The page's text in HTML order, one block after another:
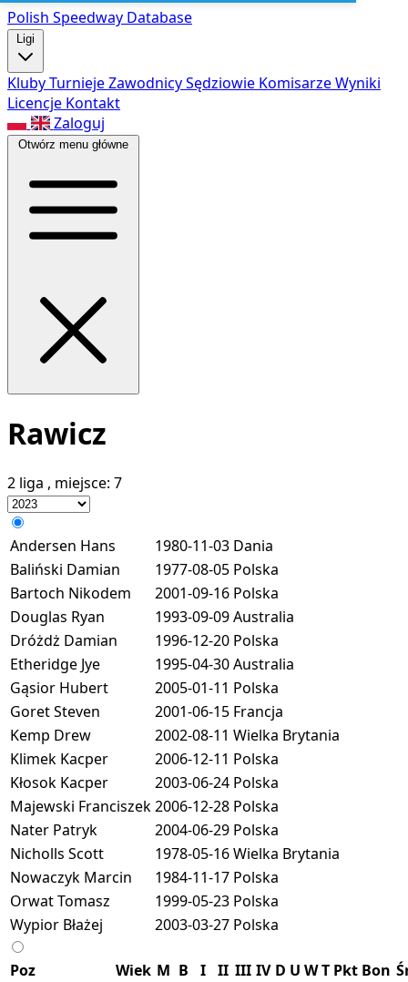
Polish Speedway Database
Ligi
KlubyTurniejeZawodnicySędziowie KomisarzeWyniki
Licencje Kontakt
Zaloguj
Otwórz menu główne
Rawicz
2 liga , miejsce: 7
Andersen Hans 1980-11-03 Dania
Baliński Damian
1977-08-05 Polska
Bartoch Nikodem
2001-09-16 Polska
Douglas Ryan
1993-09-09Australia
Dróżdż Damian
1996-12-20 Polska
Etheridge Jye
1995-04-30Australia
Gąsior Hubert
2005-01-11 Polska
Goret Steven
2001-06-15 Francja
Kemp Drew
2002-08-11 Wielka Brytania
Klimek Kacper
2006-12-11 Polska
Kłosok Kacper
2003-06-24 Polska
Majewski Franciszek2006-12-28 Polska
Nater Patryk
2004-06-29 Polska
Nicholls Scott
1978-05-16Wielka Brytania
Nowaczyk Marcin
1984-11-17 Polska
Orwat Tomasz
1999-05-23 Polska
Wypior Błażej
2003-03-27 Polska
Poz Wiek M B I II III IV D U WT Pkt Bon